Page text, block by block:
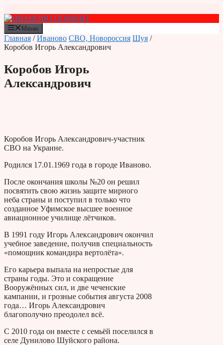
к
содержимому
Меню
Главная /Иваново СВО, Новороссия Шуя /
Коробов Игорь Александрович
Коробов Игорь
Александрович
Коробов Игорь Александрович-участник
СВО на Украине.
Родился 17.01.1969 года в городе Иваново.
После окончания школы №20 он решил
посвятить свою жизнь защите мирного
неба страны и поступил в только что
созданное Уфимское высшее военное
авиационное училище лётчиков.
В 1991 году Игорь Александрович окончил
учебное заведение, получив специальность
«помощник командира вертолёта».
Его карьера выпала на непростые для
страны годы. Это и сокращение
Вооружённых сил, и две чеченские
кампании, и грозные события августа 2008
года… Игорь Александрович
благополучно преодолел всё.
С 2010 года он вместе с семьёй поселился в
селе Дунилово Шуйского района.